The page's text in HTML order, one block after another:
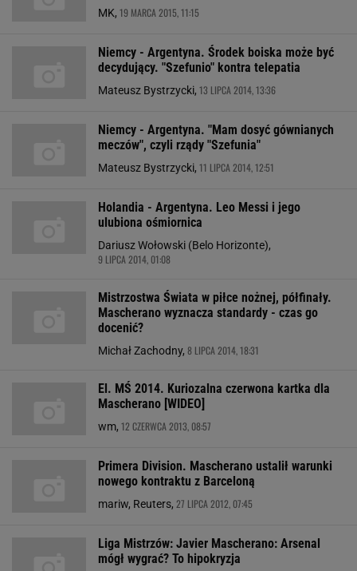
MK, 19 MARCA 2015, 11:15
Niemcy - Argentyna. Środek boiska może być
decydujący. "Szefunio" kontra telepatia
Mateusz Bystrzycki, 13 LIPCA 2014, 13:36
Niemcy - Argentyna. "Mam dosyć gównianych
meczów", czyli rządy "Szefunia"
Mateusz Bystrzycki, 11 LIPCA 2014, 12:51
Holandia - Argentyna. Leo Messi i jego
ulubiona ośmiornica
Dariusz Wołowski (Belo Horizonte),
9 LIPCA 2014, 01:08
Mistrzostwa Świata w piłce nożnej, półfinały.
Mascherano wyznacza standardy - czas go
docenić?
Michał Zachodny, 8 LIPCA 2014, 18:31
El. MŚ 2014. Kuriozalna czerwona kartka dla
Mascherano [WIDEO]
wm, 12 CZERWCA 2013, 08:57
Primera Division. Mascherano ustalił warunki
nowego kontraktu z Barceloną
mariw, Reuters, 27 LIPCA 2012, 07:45
Liga Mistrzów: Javier Mascherano: Arsenal
mógł wygrać? To hipokryzja